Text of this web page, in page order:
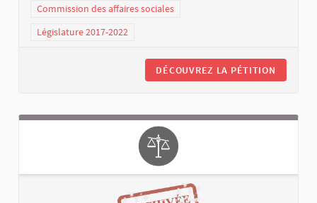
Commission des affaires sociales
Législature 2017-2022
DÉCOUVREZ LA PÉTITION